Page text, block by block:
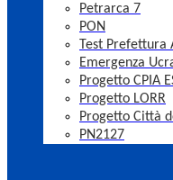
Petrarca 7
PON
Test Prefettura
Emergenza
Progetto CPIA
Progetto LORR
Progetto Città
PN2127